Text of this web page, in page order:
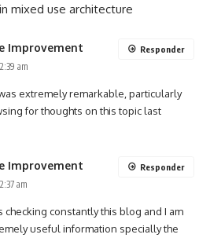
mixed use architecture
Improvement
am
extremely remarkable, particularly
for thoughts on this topic last
Responder
Improvement
am
checking constantly this blog and I am
useful information specially the
Responder